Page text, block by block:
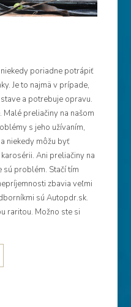
poriadne potrápiť
Je to najmä v prípade,
a potrebuje opravu.
Malé preliačiny na našom
s jeho užívaním,
niekedy môžu byť
Ani preliačiny na
sú problém. Stačí tím
zbavia veľmi
sú Autopdr.sk.
raritou. Možno ste si